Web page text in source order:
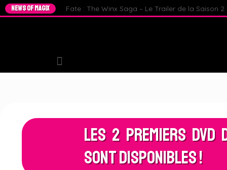
NEWS OF MAGIX Fate : The Winx Saga – Le Trailer de la Saison
Les 2 Premiers
sont disponibles !